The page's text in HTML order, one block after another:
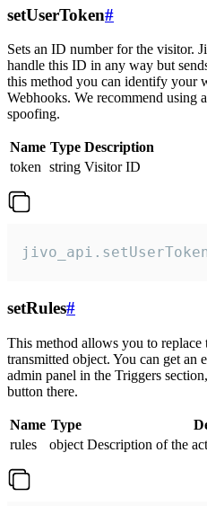
setUserToken#
Sets an ID number for the visitor.
handle this ID in any way but
this method you can identify your
Webhooks. We recommend using
spoofing.
Name Type Description
token string Visitor ID
setRules#
This method allows you to replace
transmitted object. You can get an
admin panel in the Triggers
button there.
Name Type
rules
object Description of the